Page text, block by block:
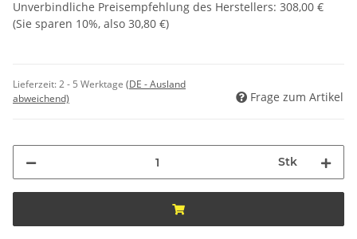
Unverbindliche Preisempfehlung des Herstellers: 308,00 €
(Sie sparen 10%, also 30,80 €)
Lieferzeit:2 - 5 Werktage (DE - Ausland
abweichend)
Frage zum Artikel
Stk